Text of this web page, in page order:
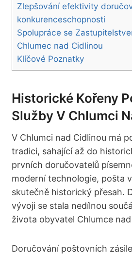
Zlepšování efektivity
konkurenceschopnosti
Spolupráce se
Chlumec nad Cidlinou
Klíčové Poznatky
Historické Kořeny
Služby V Chlumci
V Chlumci nad Cidlinou má
tradici, sahající až do
prvních doručovatelů
moderní technologie, pošta
skutečně historický přesah.
vývoji se stala nedílnou
života obyvatel Chlumce
Doručování poštovních